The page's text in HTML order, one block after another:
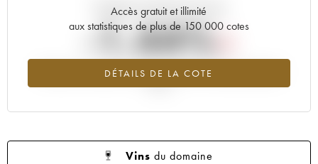
Accès gratuit et illimité
aux statistiques de plus de 150 000 cotes
DÉTAILS DE LA COTE
Tendance actuelle de la cote
-1.44%
Tendance à la baisse du millésime 1998 en 2026 par rapport à
Vins du domaine